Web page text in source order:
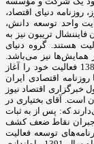
دنیای اقتصاد،
واحد توسعه دانش،
تریبون نیز به
هستند. گروه دنیای
همایش‌ها نیز می‌باشد.
اولین زیرمجموعه این هلدینگ، دنیای اقتصاد، از سال 1381 فعالیت خود را آغاز
اقتصادی ایران
اقتصاد نیوز
است. آقای بختیاری در
که: پس از به ثبات
جبران نقاط ضعف کشف
توسعه فعالیت